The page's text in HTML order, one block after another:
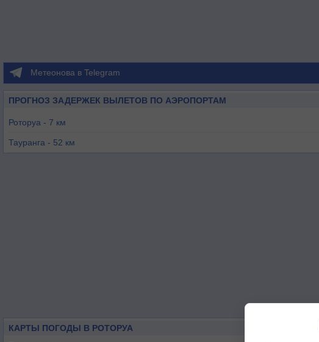
Метеонова в Telegram
ПРОГНОЗ ЗАДЕРЖЕК ВЫЛЕТОВ ПО АЭРОПОРТАМ
Роторуа - 7 км
Тауранга - 52 км
КАРТЫ ПОГОДЫ В РОТОРУА